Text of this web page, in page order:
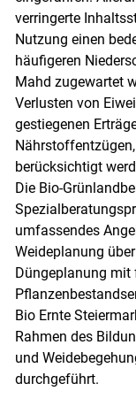
verringerte
Nutzung einen
häufigeren
Mahd zugewartet
Verlusten von
gestiegenen
berücksichtigt
Die Bio-
umfassendes
Weideplanung
Düngeplanung mit
Bio Ernte
Rahmen des
und
durchgeführt.